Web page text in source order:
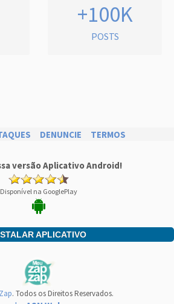
+100K
POSTS
DENUNCIE TERMOS
versão Aplicativo Android!
Disponível na GooglePlay
APLICATIVO
. Todos os Direitos Reservados.